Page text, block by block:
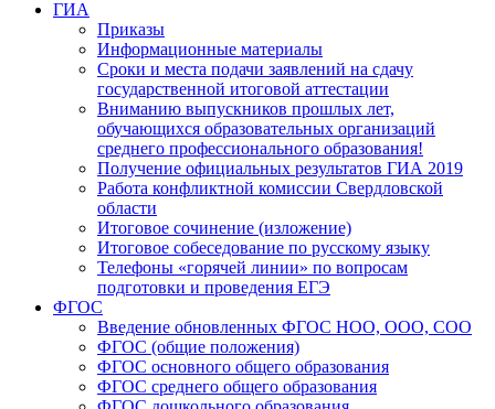
ГИА
Приказы
Информационные материалы
Сроки и места подачи заявлений на сдачу
государственной итоговой аттестации
Вниманию выпускников прошлых лет,
обучающихся образовательных организаций
среднего профессионального образования!
Получение официальных результатов ГИА 2019
Работа конфликтной комиссии Свердловской
области
Итоговое сочинение (изложение)
Итоговое собеседование по русскому языку
Телефоны «горячей линии» по вопросам
подготовки и проведения ЕГЭ
ФГОС
Введение обновленных ФГОС НОО, ООО, СОО
ФГОС (общие положения)
ФГОС основного общего образования
ФГОС среднего общего образования